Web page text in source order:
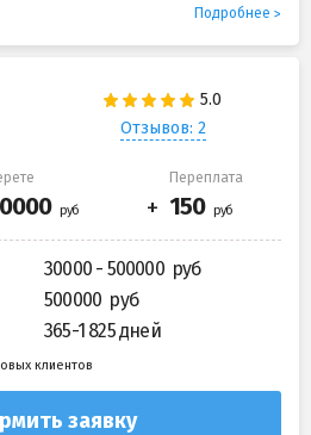
Подробнее
Отзывов: 2
Переплата
30000 - 500000
500000
365-1 825 дней
клиентов
заявку